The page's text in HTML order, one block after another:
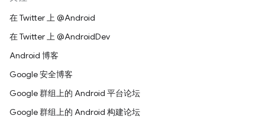
在 Twitter 上 @Android
在 Twitter 上 @AndroidDev
Android 博客
Google 安全博客
Google 群组上的 Android 平台论坛
Google 群组上的 Android 构建论坛